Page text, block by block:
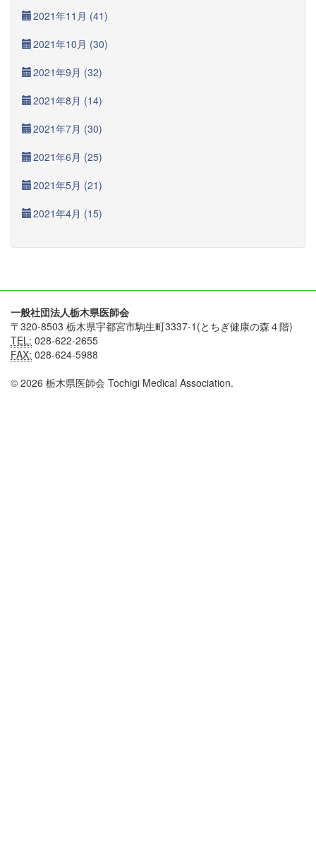
2021年11月 (41)
2021年10月 (30)
2021年9月 (32)
2021年8月 (14)
2021年7月 (30)
2021年6月 (25)
2021年5月 (21)
2021年4月 (15)
一般社団法人栃木県医師会
〒320-8503 栃木県宇都宮市駒生町3337-1(とちぎ健康の森４階)
TEL: 028-622-2655
FAX: 028-624-5988
© 2026 栃木県医師会 Tochigi Medical Association.